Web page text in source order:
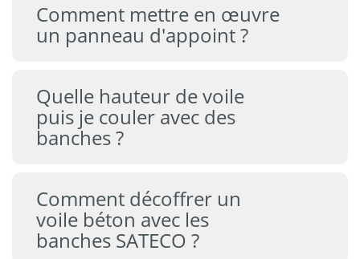
Comment mettre en œuvre
un panneau d'appoint ?
Quelle hauteur de voile
puis je couler avec des
banches ?
Comment décoffrer un
voile béton avec les
banches SATECO ?